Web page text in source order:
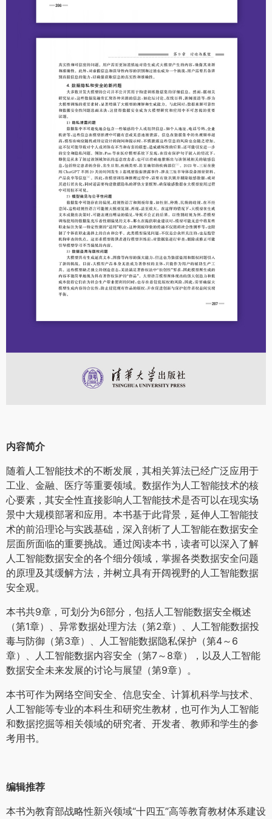
内容简介
随着人工智能技术的不断发展，其相关算法已经广泛应用于
工业、金融、医疗等重要领域。数据作为人工智能技术的核
心要素，其安全性直接影响人工智能技术是否可以在现实场
景中大规模部署和应用。本书基于此背景，延伸人工智能技
术的前沿理论与实践基础，深入剖析了人工智能在数据安全
层面所面临的重要挑战。通过阅读本书，读者可以深入了解
人工智能数据安全的各个细分领域，掌握各类数据安全问题
的原理及其缓解方法，并树立具有开阔视野的人工智能数据
安全观。
本书共9章，可划分为6部分，包括人工智能数据安全概述
（第1章）、异常数据处理方法（第2章）、人工智能数据投
毒与防御（第3章）、人工智能数据隐私保护（第4～6
章）、人工智能数据内容安全（第7～8章），以及人工智能
数据安全未来发展的讨论与展望（第9章）。
本书可作为网络空间安全、信息安全、计算机科学与技术、
人工智能等专业的本科生和研究生教材，也可作为人工智能
和数据挖掘等相关领域的研究者、开发者、教师和学生的参
考用书。
编辑推荐
本书为教育部战略性新兴领域“十四五”高等教育教材体系建设